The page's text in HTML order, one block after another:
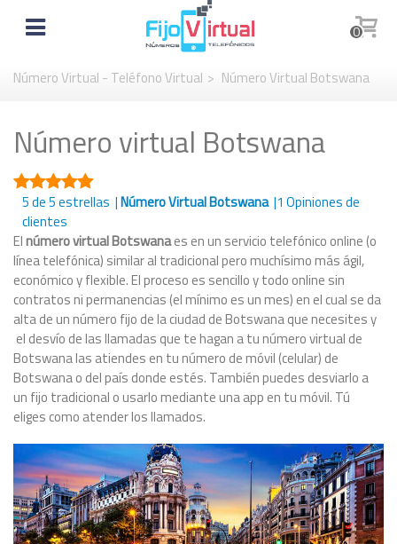
0
Número Virtual - Teléfono Virtual > Número Virtual Botswana
Número virtual Botswana
5de 5 estrellas |Número Virtual Botswana |1 Opiniones de
clientes
Elnúmero virtual Botswanaes en un servicio telefónico online (o
línea telefónica) similar al tradicional pero muchísimo más ágil,
económico y flexible. El proceso es sencillo y todo online sin
contratos ni permanencias (el mínimo es un mes) en el cual se da
alta de un número fijo de la ciudad de Botswana que necesites y
el desvío de las llamadas que te hagan a tu número virtual de
Botswana las atiendes en tu número de móvil (celular) de
Botswana o del país donde estés. También puedes desviarlo a
un fijo tradicional o usarlo mediante una app en tu móvil. Tú
eliges como atender los llamados.